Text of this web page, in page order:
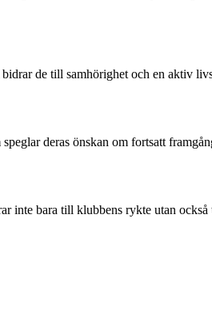
de till samhörighet och en aktiv
deras önskan om fortsatt
inte bara till klubbens rykte utan också